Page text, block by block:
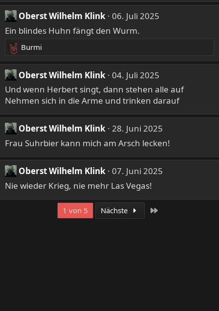
o
n
n
:
Oberst Wilhelm Klink 06. Juli 2025
Ein blindes Huhn fängt den Wurm.
R
e
a
k
t
i
o
n
e
n
Burmi
Oberst Wilhelm Klink
04. Juli 2025
Und wenn Herbert singt, dann stehen alle auf
Nehmen sich in die Arme und trinken darauf
Oberst Wilhelm Klink 28. Juni 2025
Frau Suhrbier kann mich am Arsch lecken!
Oberst Wilhelm Klink 07. Juni 2025
Nie wieder Krieg, nie mehr Las Vegas!
1 von 5 Nächste